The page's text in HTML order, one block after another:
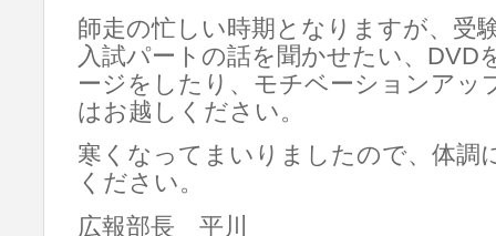
師走の忙しい時期となりますが、受
入試パートの話を聞かせたい、DVD
ージをしたり、モチベーションアッ
はお越しください。
寒くなってまいりましたので、体調
ください。
広報部長 平川